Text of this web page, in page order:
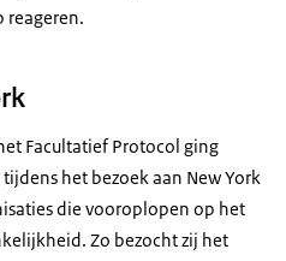
reageren.
Facultatief Protocol ging
het bezoek aan New York
die vooroplopen op het
Zo bezocht zij het